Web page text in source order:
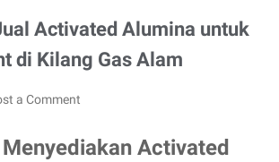
Activated Alumina untuk
di Kilang Gas Alam
a Comment
Activated